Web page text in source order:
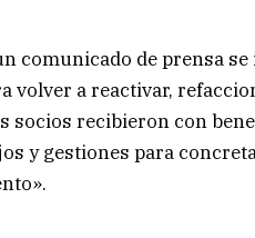
comunicado de prensa
volver a reactivar,
socios recibieron con
y gestiones para